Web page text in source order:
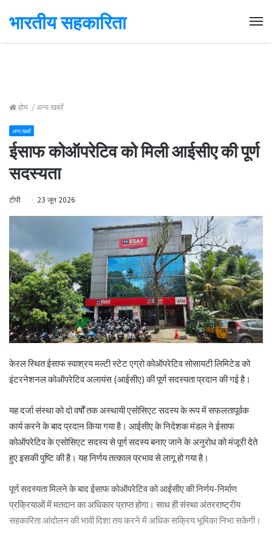
भारतीय सहकारिता
होम /अन्य खबरें
अन्य खबरें
ईसाफ कोऑपरेटिव को मिली आईसीए की पूर्ण
सदस्यता
टीपी 23 जून 2026
केरल स्थित ईसाफ स्वाश्रय मल्टी स्टेट एग्रो कोऑपरेटिव सोसायटी लिमिटेड को
इंटरनेशनल कोऑपरेटिव अलायंस (आईसीए) की पूर्ण सदस्यता प्रदान की गई है।
यह दर्जा संस्था को दो वर्षों तक अस्थायी एसोसिएट सदस्य के रूप में सफलतापूर्वक
कार्य करने के बाद प्रदान किया गया है। आईसीए के निदेशक मंडल ने ईसाफ
कोऑपरेटिव के एसोसिएट सदस्य से पूर्ण सदस्य बनाए जाने के अनुरोध को मंजूरी देते
हुए इसकी पुष्टि की है। यह निर्णय तत्काल प्रभाव से लागू हो गया है।
पूर्ण सदस्यता मिलने के बाद ईसाफ कोऑपरेटिव को आईसीए की निर्णय-निर्माण
प्रक्रियाओं में मतदान का अधिकार प्राप्त होगा। साथ ही संस्था अंतरराष्ट्रीय
सहकारिता आंदोलन की भावी दिशा तय करने में अधिक सक्रिय भूमिका निभा सकेगी।